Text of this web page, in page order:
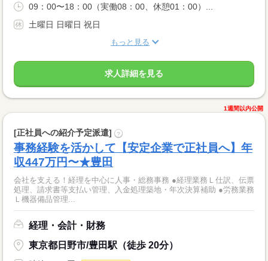
09：00〜18：00（実働08：00、休憩01：00）...
土曜日 日曜日 祝日
もっと見る
求人詳細を見る
1週間以内公開
[正社員への紹介予定派遣] ?
事務経験を活かして【安定企業で正社員へ】年
収447万円〜★豊田
会社を支える！経理を中心に人事・総務事務 ●経理業務Ｌ仕訳、伝票
処理、請求書等支払い管理、入金処理築地・年次決算補助 ●労務業務
Ｌ機器備品管理...
経理・会計・財務
東京都日野市/豊田駅（徒歩 20分）